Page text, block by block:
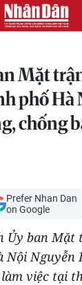
Mặt
phố Hà
chống
Prefer Nhan Dan
on Google
Ủy ban Mặt
Nội Nguyễn
việc tại